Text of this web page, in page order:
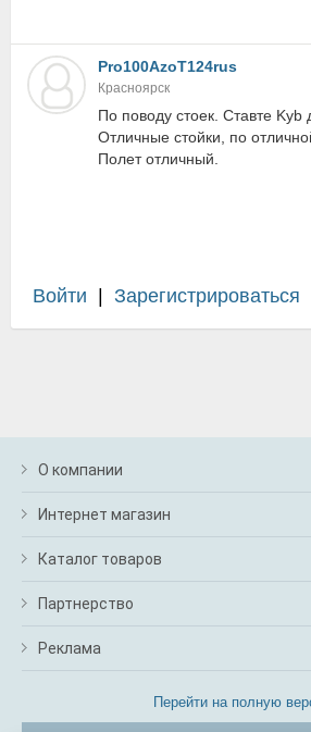
Pro100AzoT124rus
Красноярск
По поводу стоек. Ставте Kyb
Отличные стойки, по
Полет отличный.
Войти Зарегистрироваться
О компании
Интернет магазин
Каталог товаров
Партнерство
Реклама
Перейти на полную